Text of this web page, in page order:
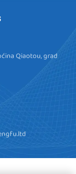
Qiaotou, grad